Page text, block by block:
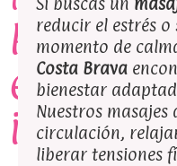
elegir el
ideal
reducir el estrés
momento de
Costa Brava
bienestar
Nuestros
circulación,
liberar tensiones